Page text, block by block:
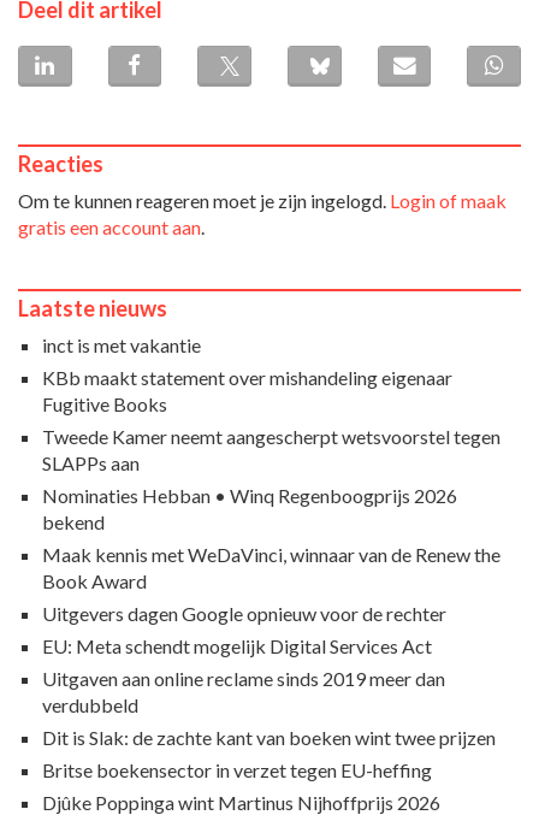
Deel dit artikel
Reacties
Om te kunnen reageren moet je zijn ingelogd. Login of maak
gratis een account aan
Laatste nieuws
inct is met vakantie
KBb maakt statement over mishandeling eigenaar
Fugitive Books
Tweede Kamer neemt aangescherpt wetsvoorstel tegen
SLAPPs aan
Nominaties Hebban • Winq Regenboogprijs 2026
bekend
Maak kennis met WeDaVinci, winnaar van de Renew the
Book Award
Uitgevers dagen Google opnieuw voor de rechter
EU: Meta schendt mogelijk Digital Services Act
Uitgaven aan online reclame sinds 2019 meer dan
verdubbeld
Dit is Slak: de zachte kant van boeken wint twee prijzen
Britse boekensector in verzet tegen EU-heffing
Djûke Poppinga wint Martinus Nijhoffprijs 2026